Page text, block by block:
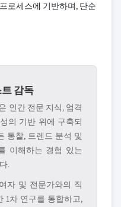
로세스에 기반하며, 단순
감독
인간 전문 지식, 엄격
의 기반 위에 구축되
통찰, 트렌드 분석 및
이해하는 경험 있는
.
자 및 전문가와의 직
1차 연구를 통합하고,